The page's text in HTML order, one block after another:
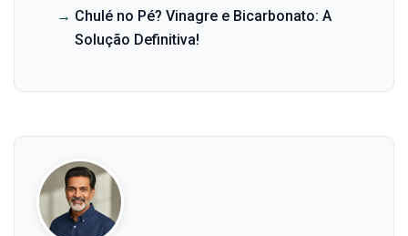
→ Chulé no Pé? Vinagre e Bicarbonato: A
Solução Definitiva!